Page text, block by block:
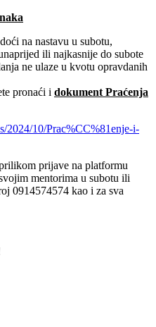
na nastavu u subotu,
ili najkasnije do subote
ne ulaze u kvotu opravdanih
pronaći i dokument Praćenja
2024/10/Prac%CC%81enje-i-
prijave na platformu
mentorima u subotu ili
0914574574 kao i za sva